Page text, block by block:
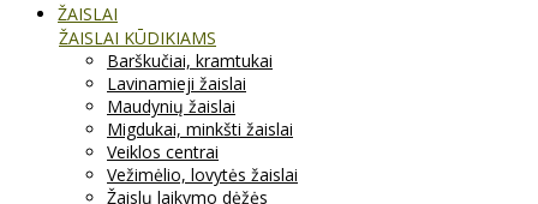
ŽAISLAI
ŽAISLAI KŪDIKIAMS
Barškučiai, kramtukai
Lavinamieji žaislai
Maudynių žaislai
Migdukai, minkšti žaislai
Veiklos centrai
Vežimėlio, lovytės žaislai
Žaislų laikymo dėžės